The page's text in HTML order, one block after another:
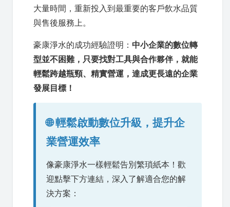
大量時間，重新投入到最重要的客戶飲水品質
與售後服務上。
豪康淨水的成功經驗證明： 中小企業的數位轉
型並不困難，只要找對工具與合作夥伴，就能
輕鬆跨越瓶頸、精實營運，達成更長遠的企業
發展目標！
🌐 輕鬆啟動數位升級，提升企
業營運效率
像豪康淨水一樣輕鬆告別繁瑣紙本！歡
迎點擊下方連結，深入了解適合您的解
決方案：